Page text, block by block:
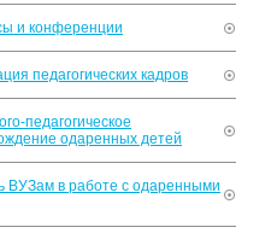
и конференции
педагогических кадров
педагогическое
одаренных детей
ВУЗам в работе с одаренными